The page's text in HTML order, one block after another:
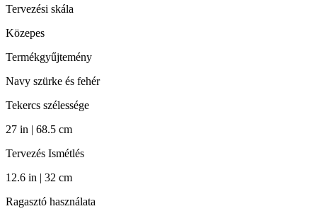
Tervezési skála
Közepes
Termékgyűjtemény
Navy szürke és fehér
Tekercs szélessége
27 in | 68.5 cm
Tervezés Ismétlés
12.6 in | 32 cm
Ragasztó használata